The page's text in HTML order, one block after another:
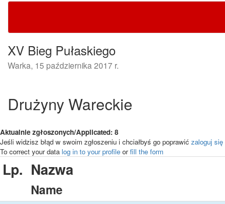
XV Bieg Pułaskiego
Warka, 15 października 2017 r.
Drużyny Wareckie
Aktualnie zgłoszonych/Applicated: 8
Jeśli widzisz błąd w swoim zgłoszeniu i chciałbyś go poprawić zaloguj się
To correct your data log in to your profile orfill the form
Lp. Nazwa
Name